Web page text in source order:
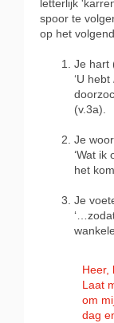
letterlijk
spoor te
op het
Je hart
‘U hebt
(v.3a).
Je
‘Wat ik
het
Je
Heer,
Laat
om
dag